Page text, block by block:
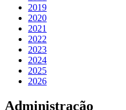
2019
2020
2021
2022
2023
2024
2025
2026
Administração